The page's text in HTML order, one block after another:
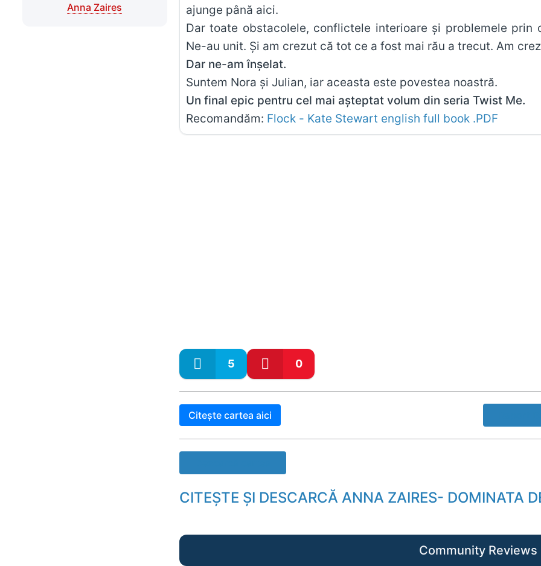
Anna Zaires
ajunge până aici.
Dar toate obstacolele, conflictele interioare și problemele
Ne-au unit. Și am crezut că tot ce a fost mai rău a trecut. Am
Dar ne-am înșelat.
Suntem Nora și Julian, iar aceasta este povestea noastră.
Un final epic pentru cel mai așteptat volum din seria Twist Me.
Recomandăm: Flock - Kate Stewart english full book .PDF
5 0
Citește cartea aici
CITEȘTE ȘI DESCARCĂ ANNA ZAIRES- DOMINATA
Community Reviews